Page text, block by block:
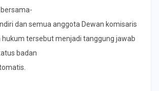
dan semua anggota Dewan komisaris
hukum tersebut menjadi tanggung jawab
badan